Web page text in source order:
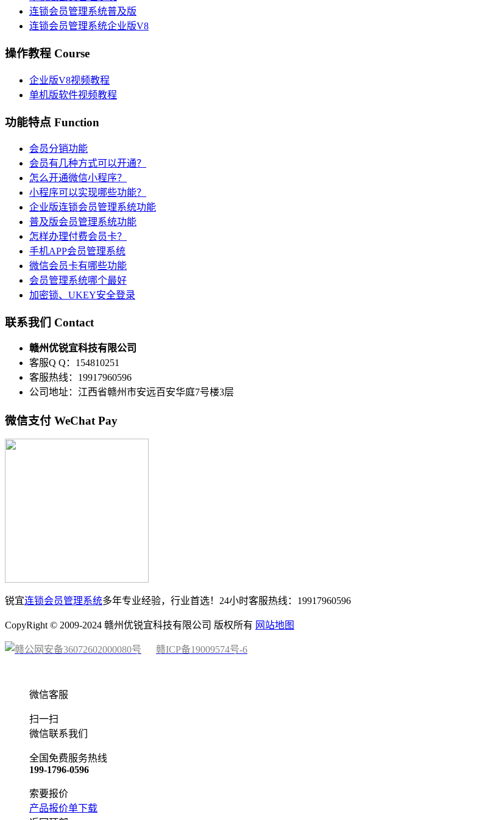
连锁会员管理系统普及版
连锁会员管理系统企业版V8
操作教程 Course
企业版V8视频教程
单机版软件视频教程
功能特点 Function
会员分销功能
会员有几种方式可以开通？
怎么开通微信小程序？
小程序可以实现哪些功能？
企业版连锁会员管理系统功能
普及版会员管理系统功能
怎样办理付费会员卡？
手机APP会员管理系统
微信会员卡有哪些功能
会员管理系统哪个最好
加密锁、UKEY安全登录
联系我们 Contact
赣州优锐宜科技有限公司
客服Q Q：154810251
客服热线：19917960596
公司地址：江西省赣州市安远百安华庭7号楼3层
微信支付 WeChat Pay
锐宜连锁会员管理系统多年专业经验，行业首选！24小时客服热线：19917960596
CopyRight © 2009-2024 赣州优锐宜科技有限公司 版权所有 网站地图
赣公网安备36072602000080号 赣ICP备19009574号-6
微信客服
扫一扫
微信联系我们
全国免费服务热线
199-1796-0596
索要报价
产品报价单下载